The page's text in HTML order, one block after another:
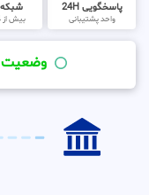
پاسخگویی 24H
واحد پشتیبانی بیش از 34 شعبه
وضعیت : قابل